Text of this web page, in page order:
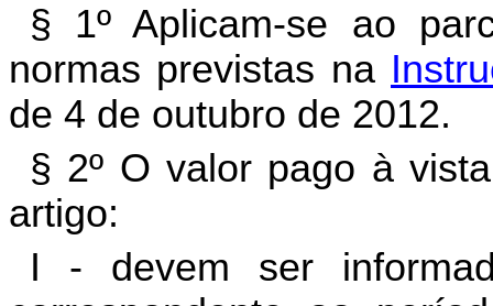
§ 1º Aplicam-se ao
normas previstas na
de 4 de outubro de 2012.
§ 2º O valor pago à
artigo:
I - devem ser